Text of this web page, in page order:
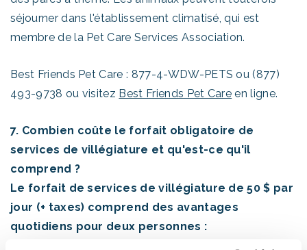
séjourner dans l'établissement climatisé, qui est
membre de la Pet Care Services Association.
Best Friends Pet Care : 877-4-WDW-PETS ou (877)
493-9738 ou visitez Best Friends Pet Care en ligne.
7. Combien coûte le forfait obligatoire de
services de villégiature et qu'est-ce qu'il
comprend ?
Le forfait de services de villégiature de 50 $ par
jour (+ taxes) comprend des avantages
quotidiens pour deux personnes :